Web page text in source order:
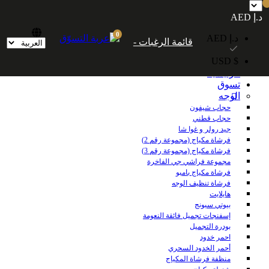
درهمًا إماراتيًا. شحن مجاني عالميًا للطلبات التي تزيد قيمتها عن 600 درهم إماراتي.
تسوق
الوجه
حجاب شيفون
حجاب قطني
جيد رولر و غوا شا
فرشاة مكياج (مجموعة رقم 2)
فرشاة مكياج (مجموعة رقم 3)
مجموعة فراشي جي الفاخرة
فرشاة مكياج بامبو
فرشاة تنظيف الوجه
هايلايت
بيوتي سبونج
إسفنجات تجميل فائقة النعومة
بودرة التجميل
احمر خدود
أحمر الخدود السحري
منظفة فرشاة المكياج
د.إ AED
د.إ AED
$ USD
قائمة الرغبات -
0